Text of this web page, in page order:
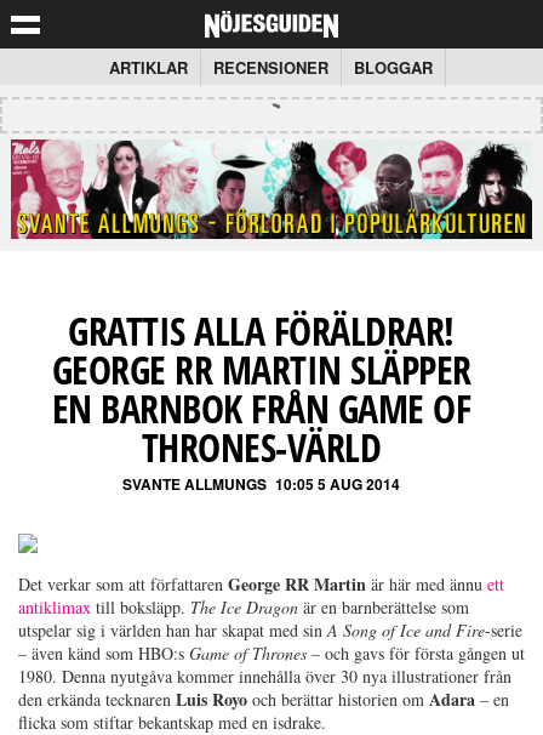
ARTIKLAR RECENSIONER BLOGGAR
GRATTIS ALLA FÖRÄLDRAR!
GEORGE RR MARTIN SLÄPPER
EN BARNBOK FRÅN GAME OF
THRONES-VÄRLD
SVANTE ALLMUNGS 10:05 5 AUG 2014
Det verkar som att författaren George RR Martin är här med ännu ett
antiklimax till boksläpp. The Ice Dragon är en barnberättelse som
utspelar sig i världen han har skapat med sin A Song of Ice and Fire-serie
– även känd som HBO:s Game of Thrones – och gavs för första gången ut
1980. Denna nyutgåva kommer innehålla över 30 nya illustrationer från
den erkända tecknaren Luis Royo och berättar historien om Adara – en
flicka som stiftar bekantskap med en isdrake.